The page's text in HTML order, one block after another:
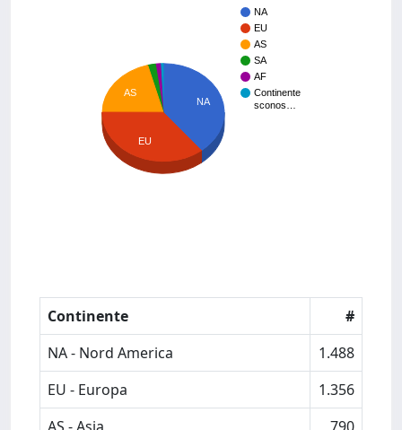
NA
EU
AS
SA
AF
Continente
sconos…
NA
AS
EU
Continente
#
NA - Nord America
1.488
EU - Europa
1.356